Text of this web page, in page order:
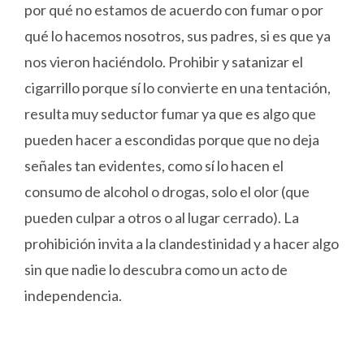
por qué no estamos de acuerdo con fumar o por
qué lo hacemos nosotros, sus padres, si es que ya
nos vieron haciéndolo. Prohibir y satanizar el
cigarrillo porque sí lo convierte en una tentación,
resulta muy seductor fumar ya que es algo que
pueden hacer a escondidas porque que no deja
señales tan evidentes, como sí lo hacen el
consumo de alcohol o drogas, solo el olor (que
pueden culpar a otros o al lugar cerrado). La
prohibición invita a la clandestinidad y a hacer algo
sin que nadie lo descubra como un acto de
independencia.